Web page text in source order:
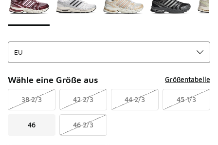
Wähle eine Größe aus Größentabelle
38 2/3 42 2/3 44 2/3 45 1/3
46 46 2/3